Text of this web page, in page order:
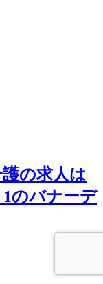
の求人は
のバナーデ